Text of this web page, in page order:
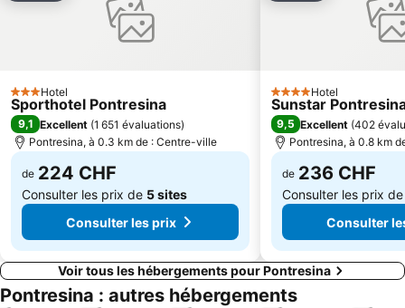
Thermes de Bormio
Jardin des plantes Alpinum Schatzalp
Skiarena Valchiavenna
Forcola di Livigno
Zuoz Ski Resort
Ski Area Valmalenco
3 Étoiles
Hotel
Sporthotel Pontresina
9,1 Excellent (1 651 évaluations)
Pontresina, à 0.3 km de : Centre-ville
de 224 CHF
Consulter les prix de 5 sites
Consulter les prix
4 ÉtoilesHotel
Sunstar
9,5 Excellent (402
Pontresina, à 0.8 km
de 236 CHF
Consulter les prix
Consulter
Voir tous les hébergements pour Pontresina
Pontresina : autres hébergements